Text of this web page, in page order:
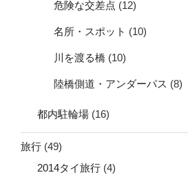
危険な交差点 (12)
名所・スポット (10)
川を渡る橋 (10)
陸橋側道・アンダーパス (8)
都内駐輪場 (16)
旅行 (49)
2014タイ旅行 (4)